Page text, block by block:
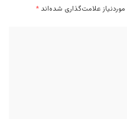
علامت‌گذاری شده‌اند *